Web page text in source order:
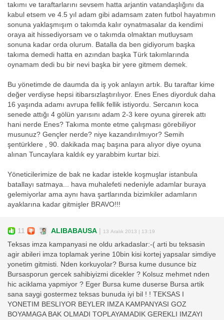
takımı ve taraftarlarını sevsem hatta arjantin vatandaşlığını da
kabul etsem ve 4.5 yıl adam gibi adamsam zaten futbol hayatımın
sonuna yaklaşmışım o takımda kalır oynatmasalar da kendimi
oraya ait hissediyorsam ve o takımda olmaktan mutluysam
sonuna kadar orda olurum. Batalla da ben gidiyorum başka
takıma demedi hatta en azından başka Türk takımlarında
oynamam dedi bu bir nevi başka bir yere gitmem demek.
Bu yönetimde de daumda da iş yok anlayın artık. Bu taraftar kime
değer verdiyse hepsi itibarsızlaştırılıyor. Enes Enes diyorduk daha
16 yaşında adamı avrupa fellik fellik istiyordu. Sercanın koca
senede attığı 4 gölün yarısını adam 2-3 kere oyuna girerek attı
hani nerde Enes? Takıma monte etme çalışması görebiliyor
musunuz? Gençler nerde? niye kazandırılmıyor? Semih
şentürklere , 90. dakikada maç başına para alıyor diye oyuna
alınan Tuncaylara kaldık ey yarabbim kurtar bizi.
Yöneticilerimize de bak ne kadar istekle koşmuşlar istanbula
batallayı satmaya... hava muhalefeti nedeniyle adamlar buraya
gelemiyorlar ama aynı hava şartlarında bizimkiler adamların
ayaklarına kadar gitmişler BRAVO!!!
11 ALIBABAUSA | 13 Aralık 2013 | 13:19
Teksas imza kampanyasi ne oldu arkadaslar:-( arti bu teksasin
agir abileri imza toplamak yerine 10bin kisi kortej yapsalar simdiye
yonetim gitmisti. Nden korkuyolar? Bursa kume dusunce biz
Bursasporun gercek sahibiyizmi dicekler ? Kolsuz mehmet nden
hic aciklama yapmiyor ? Eger Bursa kume duserse Bursa artik
sana saygi gostermez teksas bunuda iyi bil ! ! TEKSAS I
YONETIM BESLIYOR BEYLER IMZA KAMPANYASI GOZ
BOYAMAGA BAK OLMADI TOPLAYAMADIK GEREKLI IMZAYI